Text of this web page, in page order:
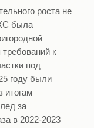
роста не
была
к
под
году были
итогам
за
в 2022-2023